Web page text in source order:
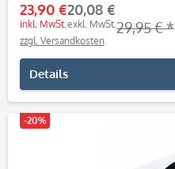
23,90 €
inkl. MwSt.
20,08 €
exkl. MwSt.29,95 € *
zzgl. Versandkosten
Details
-20%